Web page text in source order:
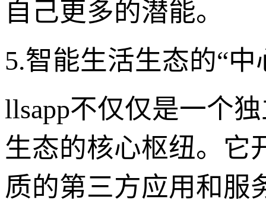
自己更多的潜能。
5.智能生活生态的“
llsapp不仅仅是一个
生态的核心枢纽。它
质的第三方应用和服